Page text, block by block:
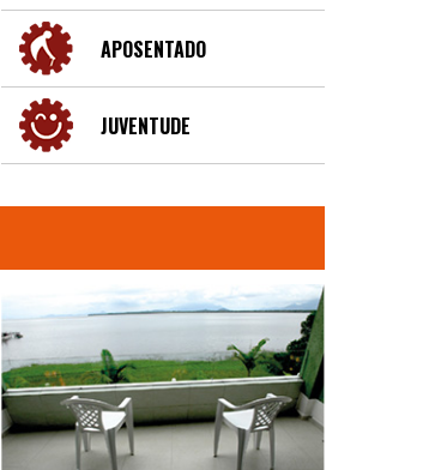
APOSENTADO
JUVENTUDE